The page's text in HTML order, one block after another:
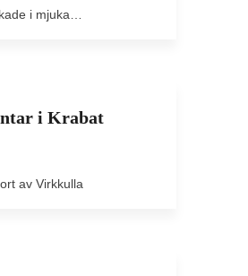
i mjuka…
i Krabat
av Virkkulla